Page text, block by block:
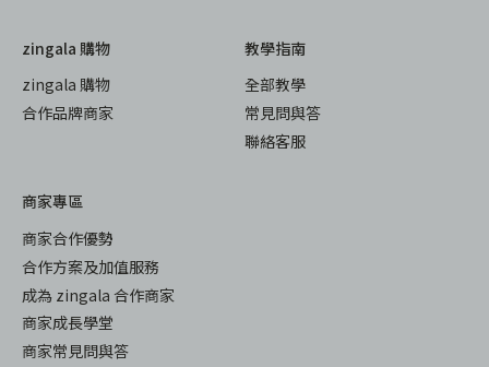
zingala 購物
zingala 購物
合作品牌商家
教學指南
全部教學
常見問與答
聯絡客服
商家專區
商家合作優勢
合作方案及加值服務
成為 zingala 合作商家
商家成長學堂
商家常見問與答